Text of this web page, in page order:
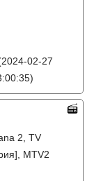
02-27
2, TV
MTV2